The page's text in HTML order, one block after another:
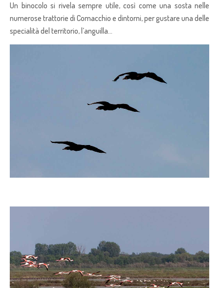
Un binocolo si rivela sempre utile, così come una sosta nelle
numerose trattorie di Comacchio e dintorni, per gustare una delle
specialità del territorio, l’anguilla…